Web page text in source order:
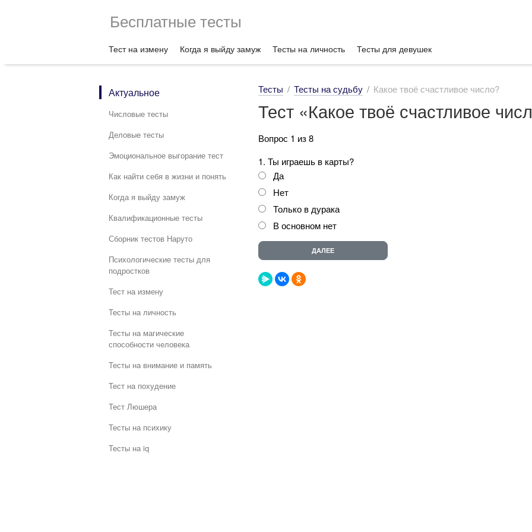
Бесплатные тесты
Тест на измену Когда я выйду замуж Тесты на личность Тесты для девушек
Актуальное
Числовые тесты
Деловые тесты
Эмоциональное выгорание тест
Как найти себя в жизни и понять
Когда я выйду замуж
Квалификационные тесты
Сборник тестов Наруто
Психологические тесты для
подростков
Тест на измену
Тесты на личность
Тесты на магические
способности человека
Тесты на внимание и память
Тест на похудение
Тест Люшера
Тесты на психику
Тесты на iq
Тесты Тесты на судьбу Какое твоё счастливое число?
Тест «Какое твоё счастливое
Вопрос 1 из 8
1. Ты играешь в карты?
Да
Нет
Только в дурака
В основном нет